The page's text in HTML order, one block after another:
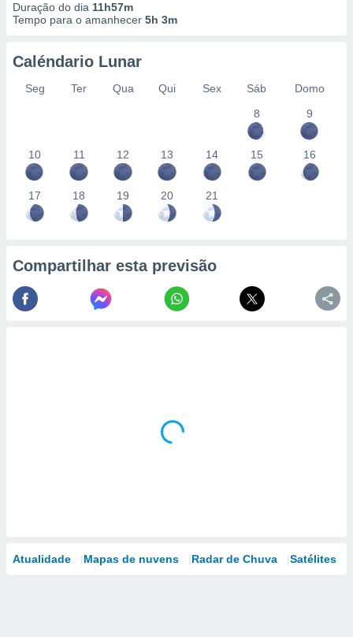
Duração do dia 11h57m
Tempo para o amanhecer 5h 3m
Caléndario Lunar
Seg Ter Qua Qui Sex Sáb
Domo
8
9
10 11 12 13 14 15 16
17 18 19 20 21
Compartilhar esta previsão
Atualidade Mapas de nuvens Radar de Chuva Satélites